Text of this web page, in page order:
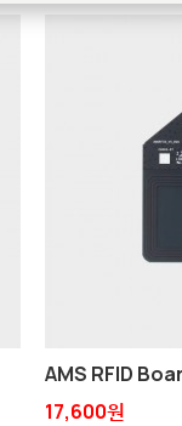
AMS RFID
17,600원